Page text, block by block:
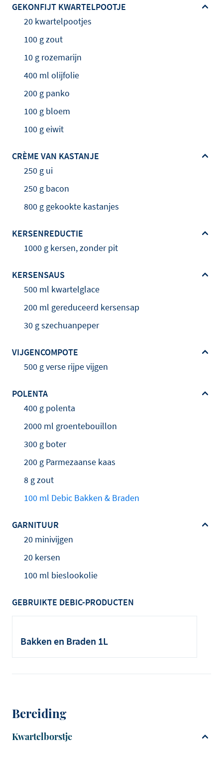
GEKONFIJT KWARTELPOOTJE
20 kwartelpootjes
100 g zout
10 g rozemarijn
400 ml olijfolie
200 g panko
100 g bloem
100 g eiwit
CRÈME VAN KASTANJE
250 g ui
250 g bacon
800 g gekookte kastanjes
KERSENREDUCTIE
1000 g kersen, zonder pit
KERSENSAUS
500 ml kwartelglace
200 ml gereduceerd kersensap
30 g szechuanpeper
VIJGENCOMPOTE
500 g verse rijpe vijgen
POLENTA
400 g polenta
2000 ml groentebouillon
300 g boter
200 g Parmezaanse kaas
8 g zout
100 ml Debic Bakken & Braden
GARNITUUR
20 minivijgen
20 kersen
100 ml bieslookolie
GEBRUIKTE DEBIC-PRODUCTEN
Bakken en Braden 1L
Bereiding
Kwartelborstje